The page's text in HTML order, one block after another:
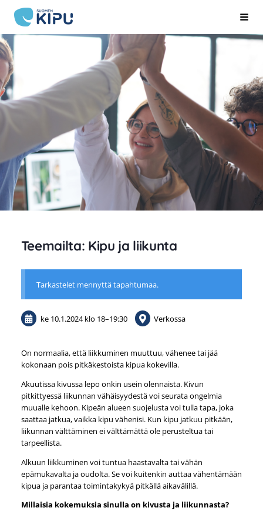
Siirry
sivun
sisältöön
Suomen Kipu ry
Teemailta: Kipu ja liikunta
Tarkastelet mennyttä tapahtumaa.
ke 10.1.2024klo 18–19:30 Verkossa
On normaalia, että liikkuminen muuttuu, vähenee tai jää
kokonaan pois pitkäkestoista kipua kokevilla.
Akuutissa kivussa lepo onkin usein olennaista. Kivun
pitkittyessä liikunnan vähäisyydestä voi seurata ongelmia
muualle kehoon. Kipeän alueen suojelusta voi tulla tapa, joka
saattaa jatkua, vaikka kipu vähenisi. Kun kipu jatkuu pitkään,
liikunnan välttäminen ei välttämättä ole perusteltua tai
tarpeellista.
Alkuun liikkuminen voi tuntua haastavalta tai vähän
epämukavalta ja oudolta. Se voi kuitenkin auttaa vähentämään
kipua ja parantaa toimintakykyä pitkällä aikavälillä.
Millaisia kokemuksia sinulla on kivusta ja liikunnasta?